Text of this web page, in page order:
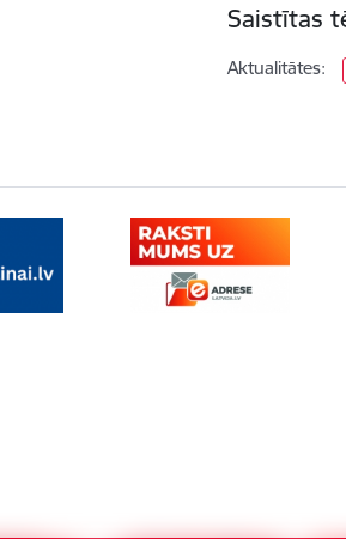
Saistītas
Aktualitātes: